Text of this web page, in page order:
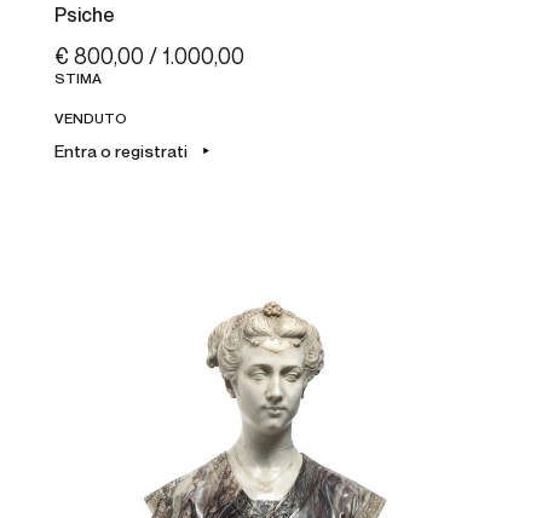
Psiche
€ 800,00 / 1.000,00
STIMA
VENDUTO
Entra o registrati